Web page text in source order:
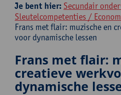
Je bent hier: Secundair
Sleutelcompetenties /
Frans met flair: muzische en
voor dynamische lessen
Frans met flair:
creatieve
dynamische